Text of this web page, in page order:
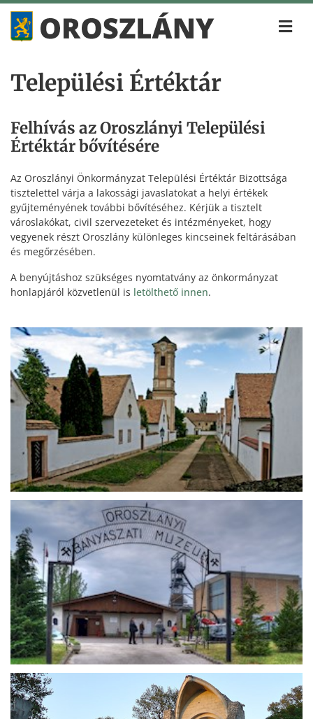
Települési Értéktár
Felhívás az Oroszlányi Települési
Értéktár bővítésére
Az Oroszlányi Önkormányzat Települési Értéktár Bizottsága
tisztelettel várja a lakossági javaslatokat a helyi értékek
gyűjteményének további bővítéséhez. Kérjük a tisztelt
városlakókat, civil szervezeteket és intézményeket, hogy
vegyenek részt Oroszlány különleges kincseinek feltárásában
és megőrzésében.
A benyújtáshoz szükséges nyomtatvány az önkormányzat
honlapjáról közvetlenül is letölthető innen.